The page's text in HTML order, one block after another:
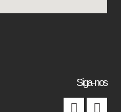
Siga-nos